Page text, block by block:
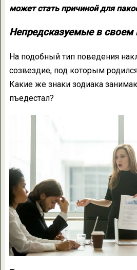
может стать причиной для
Непредсказуемые в своем
На подобный тип поведения
созвездие, под которым
Какие же знаки зодиака
пъедестал?